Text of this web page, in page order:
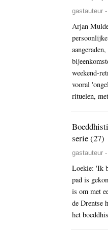
gastauteur
Arjan
weekend-
vooral
rituelen,
serie (27)
gastauteur
Loekie: 'Ik
pad is
is om met
de Drentse
het